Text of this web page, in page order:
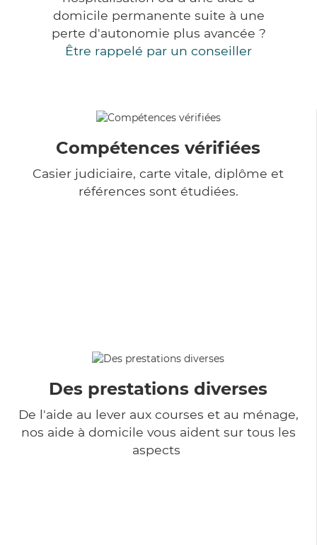
domicile permanente suite à une
perte d'autonomie plus avancée ?
Être rappelé par un conseiller
Compétences vérifiées
Casier judiciaire, carte vitale, diplôme et
références sont étudiées.
Des prestations diverses
De l'aide au lever aux courses et au ménage,
nos aide à domicile vous aident sur tous les
aspects